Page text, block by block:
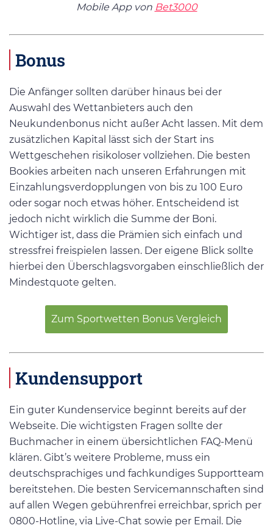
Mobile App von Bet3000
Bonus
Die Anfänger sollten darüber hinaus bei der
Auswahl des Wettanbieters auch den
Neukundenbonus nicht außer Acht lassen. Mit dem
zusätzlichen Kapital lässt sich der Start ins
Wettgeschehen risikoloser vollziehen. Die besten
Bookies arbeiten nach unseren Erfahrungen mit
Einzahlungsverdopplungen von bis zu 100 Euro
oder sogar noch etwas höher. Entscheidend ist
jedoch nicht wirklich die Summe der Boni.
Wichtiger ist, dass die Prämien sich einfach und
stressfrei freispielen lassen. Der eigene Blick sollte
hierbei den Überschlagsvorgaben einschließlich der
Mindestquote gelten.
Zum Sportwetten Bonus Vergleich
Kundensupport
Ein guter Kundenservice beginnt bereits auf der
Webseite. Die wichtigsten Fragen sollte der
Buchmacher in einem übersichtlichen FAQ-Menü
klären. Gibt’s weitere Probleme, muss ein
deutschsprachiges und fachkundiges Supportteam
bereitstehen. Die besten Servicemannschaften sind
auf allen Wegen gebührenfrei erreichbar, sprich per
0800-Hotline, via Live-Chat sowie per Email. Die